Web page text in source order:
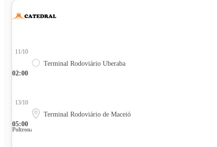
02:00
11/10
Terminal Rodoviário Uberaba
05:00
13/10
Terminal Rodoviário de Maceió
Poltrona